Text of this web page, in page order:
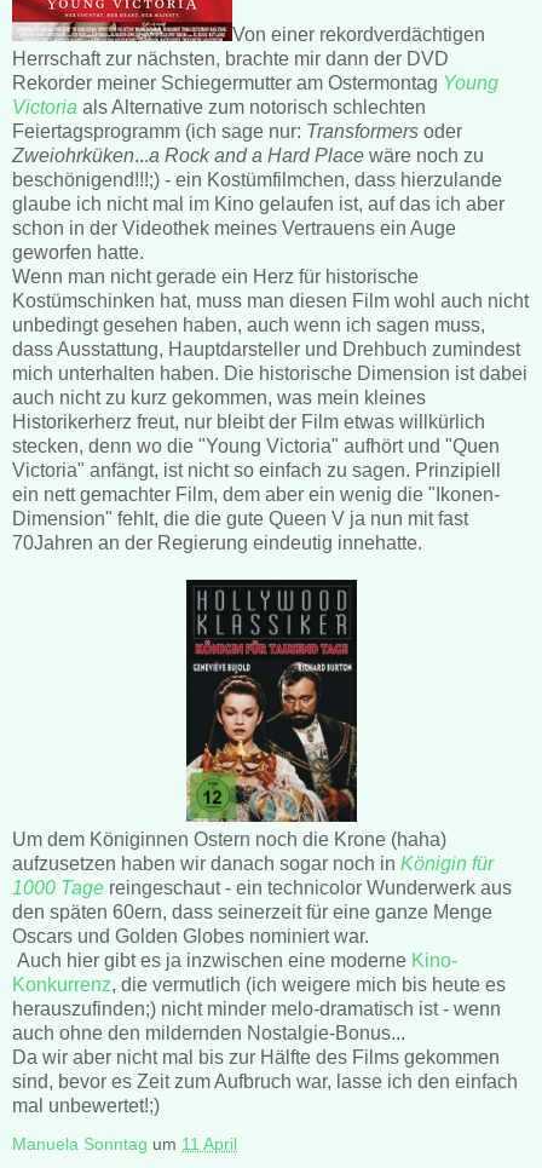
Von einer rekordverdächtigen
Herrschaft zur nächsten, brachte mir dann der DVD
Rekorder meiner Schiegermutter am Ostermontag Young
Victoria als Alternative zum notorisch schlechten
Feiertagsprogramm (ich sage nur: Transformers oder
Zweiohrküken...a Rock and a Hard Place wäre noch zu
beschönigend!!!;) - ein Kostümfilmchen, dass hierzulande
glaube ich nicht mal im Kino gelaufen ist, auf das ich aber
schon in der Videothek meines Vertrauens ein Auge
geworfen hatte.
Wenn man nicht gerade ein Herz für historische
Kostümschinken hat, muss man diesen Film wohl auch nicht
unbedingt gesehen haben, auch wenn ich sagen muss,
dass Ausstattung, Hauptdarsteller und Drehbuch zumindest
mich unterhalten haben. Die historische Dimension ist dabei
auch nicht zu kurz gekommen, was mein kleines
Historikerherz freut, nur bleibt der Film etwas willkürlich
stecken, denn wo die "Young Victoria" aufhört und "Quen
Victoria" anfängt, ist nicht so einfach zu sagen. Prinzipiell
ein nett gemachter Film, dem aber ein wenig die "Ikonen-
Dimension" fehlt, die die gute Queen V ja nun mit fast
70Jahren an der Regierung eindeutig innehatte.
Um dem Königinnen Ostern noch die Krone (haha)
aufzusetzen haben wir danach sogar noch in Königin für
1000 Tage reingeschaut - ein technicolor Wunderwerk aus
den späten 60ern, dass seinerzeit für eine ganze Menge
Oscars und Golden Globes nominiert war.
Auch hier gibt es ja inzwischen eine moderne Kino-
Konkurrenz, die vermutlich (ich weigere mich bis heute es
herauszufinden;) nicht minder melo-dramatisch ist - wenn
auch ohne den mildernden Nostalgie-Bonus...
Da wir aber nicht mal bis zur Hälfte des Films gekommen
sind, bevor es Zeit zum Aufbruch war, lasse ich den einfach
mal unbewertet!;)
Manuela Sonntag um 11 April